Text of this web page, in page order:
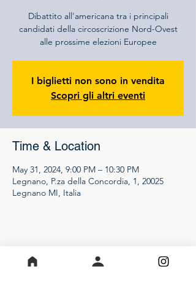
Dibattito all'americana tra i principali
candidati della circoscrizione Nord-Ovest
alle prossime elezioni Europee
I biglietti non sono in vendita
Scopri gli altri eventi
Time & Location
May 31, 2024, 9:00 PM – 10:30 PM
Legnano, P.za della Concordia, 1, 20025
Legnano MI, Italia
Share this event